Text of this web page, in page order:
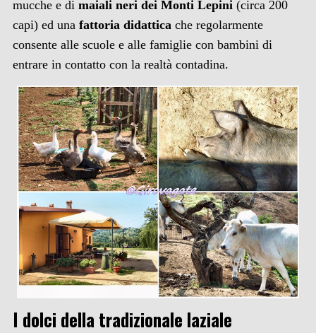
mucche e di maiali neri dei Monti Lepini(circa 200
capi) ed una fattoria didatticache regolarmente
consente alle scuole e alle famiglie con bambini di
entrare in contatto con la realtà contadina.
I dolci della tradizionale laziale